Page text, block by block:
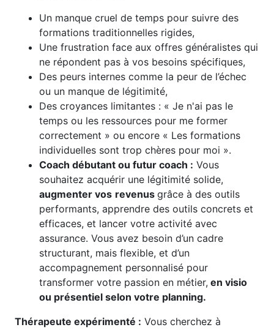
Un manque cruel de temps pour suivre des
formations traditionnelles rigides,
Une frustration face aux offres généralistes qui
ne répondent pas à vos besoins spécifiques,
Des peurs internes comme la peur de l’échec
ou un manque de légitimité,
Des croyances limitantes : « Je n'ai pas le
temps ou les ressources pour me former
correctement » ou encore « Les formations
individuelles sont trop chères pour moi ».
Coach débutant ou futur coach : Vous
souhaitez acquérir une légitimité solide,
augmenter vos revenus grâce à des outils
performants, apprendre des outils concrets et
efficaces, et lancer votre activité avec
assurance. Vous avez besoin d’un cadre
structurant, mais flexible, et d’un
accompagnement personnalisé pour
transformer votre passion en métier, en visio
ou présentiel selon votre planning.
Thérapeute expérimenté : Vous cherchez à